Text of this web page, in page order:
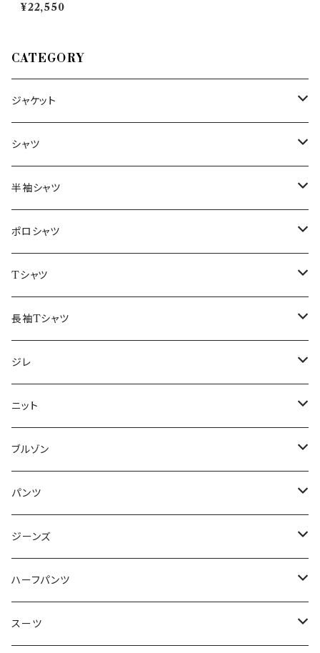
¥22,550
CATEGORY
ジャケット
～44/S
46/M
48/L
50/XL～
シャツ
～44/S
46/M
48/L
50/XL～
半袖シャツ
～44/S
46/M
48/L
50/XL～
ポロシャツ
～44/S
46/M
48/L
50/XL～
Tシャツ
～44/S
46/M
48/L
50/XL～
長袖Tシャツ
～44/S
46/M
48/L
50/XL～
ジレ
～44/S
46/M
48/L
50/XL～
ニット
～44/S
46/M
48/L
50/XL～
ブルゾン
～44/S
46/M
48/L
50/XL～
パンツ
～44/S
46/M
48/L
ジーンズ
～44/S
46/M
ハーフパンツ
～44/S
スーツ